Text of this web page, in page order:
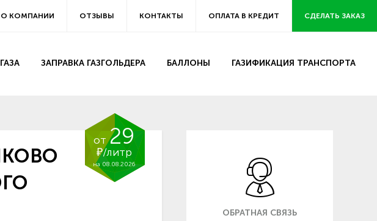
О КОМПАНИИ ОТЗЫВЫ КОНТАКТЫ ОПЛАТА В КРЕДИТ СДЕЛАТЬ ЗАКАЗ
ЗАПРАВКА ГАЗГОЛЬДЕРА БАЛЛОНЫ ГАЗИФИКАЦИЯ ТРАНСПОРТА
от29
₽/литр
на 08.08.2026
ОБРАТНАЯ СВЯЗЬ